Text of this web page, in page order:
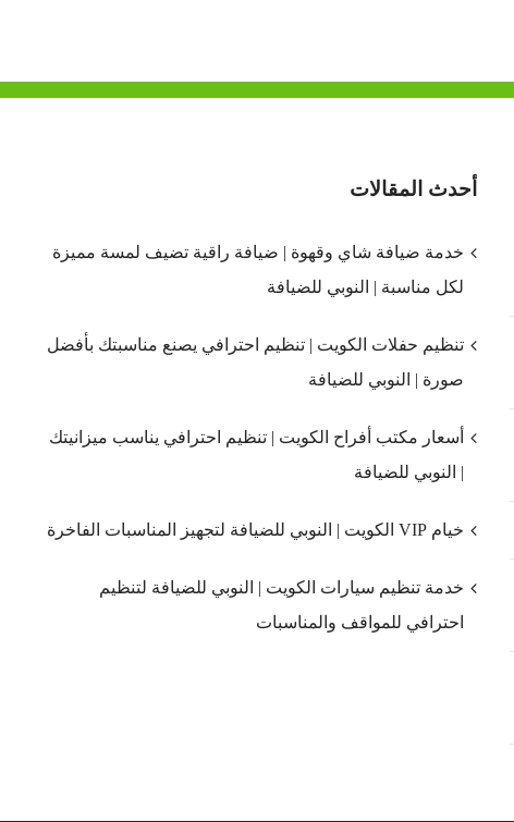
أحدث المقالات
خدمة ضيافة شاي وقهوة | ضيافة راقية تضيف لمسة مميزة
لكل مناسبة | النوبي للضيافة
تنظيم حفلات الكويت | تنظيم احترافي يصنع مناسبتك بأفضل
صورة | النوبي للضيافة
أسعار مكتب أفراح الكويت | تنظيم احترافي يناسب ميزانيتك
| النوبي للضيافة
خيام VIP الكويت | النوبي للضيافة لتجهيز المناسبات الفاخرة
خدمة تنظيم سيارات الكويت | النوبي للضيافة لتنظيم
احترافي للمواقف والمناسبات